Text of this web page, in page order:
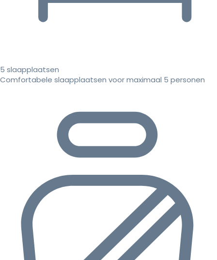
5 slaapplaatsen
Comfortabele slaapplaatsen voor maximaal 5 personen